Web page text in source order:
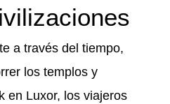
a través del tiempo,
los templos y
en Luxor, los viajeros